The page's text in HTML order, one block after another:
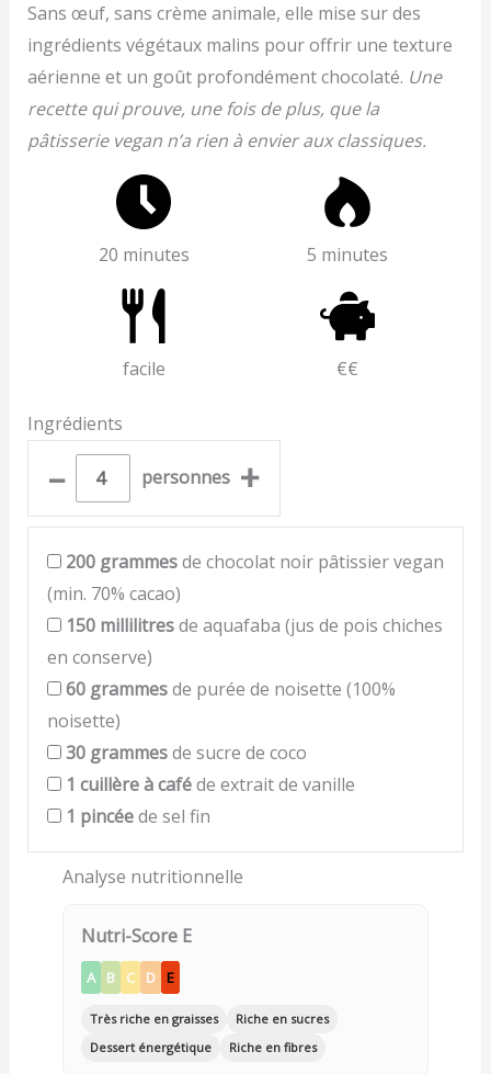
Sans œuf, sans crème animale, elle mise sur des
ingrédients végétaux malins pour offrir une texture
aérienne et un goût profondément chocolaté. Une
recette qui prouve, une fois de plus, que la
pâtisserie vegan n’a rien à envier aux classiques.
20 minutes 5 minutes
facile €€
Ingrédients
– personnes +
200 grammesde chocolat noir pâtissier vegan
(min. 70% cacao)
150 millilitresde aquafaba (jus de pois chiches
en conserve)
60 grammesde purée de noisette (100%
noisette)
30 grammesde sucre de coco
1 cuillère à caféde extrait de vanille
1 pincéede sel fin
Analyse nutritionnelle
Nutri-Score E
A B C D E
Très riche en graisses
Riche en sucres
Dessert énergétique
Riche en fibres